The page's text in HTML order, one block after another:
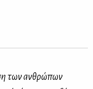
των ανθρώπων